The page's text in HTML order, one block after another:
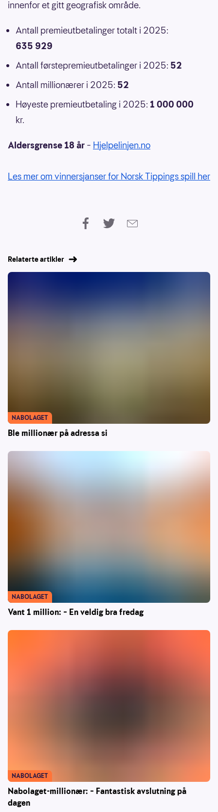
innenfor et gitt geografisk område.
Antall premieutbetalinger totalt i 2025:
635 929
Antall førstepremieutbetalinger i 2025: 52
Antall millionærer i 2025: 52
Høyeste premieutbetaling i 2025: 1 000 000
kr.
Aldersgrense 18 år – Hjelpelinjen.no
Les mer om vinnersjanser for Norsk Tippings spill her
Relaterte artikler
Ble millionær på adressa si
NABOLAGET
Vant 1 million: – En veldig bra fredag
NABOLAGET
Nabolaget-millionær: – Fantastisk avslutning på
dagen
NABOLAGET